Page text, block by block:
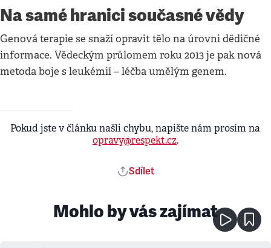
Na samé hranici současné vědy
Genová terapie se snaží opravit tělo na úrovni dědičné
informace. Vědeckým průlomem roku 2013 je pak nová
metoda boje s leukémií – léčba umělým genem.
Pokud jste v článku našli chybu, napište nám prosím na
opravy@respekt.cz.
Sdílet
Mohlo by vás zajímat